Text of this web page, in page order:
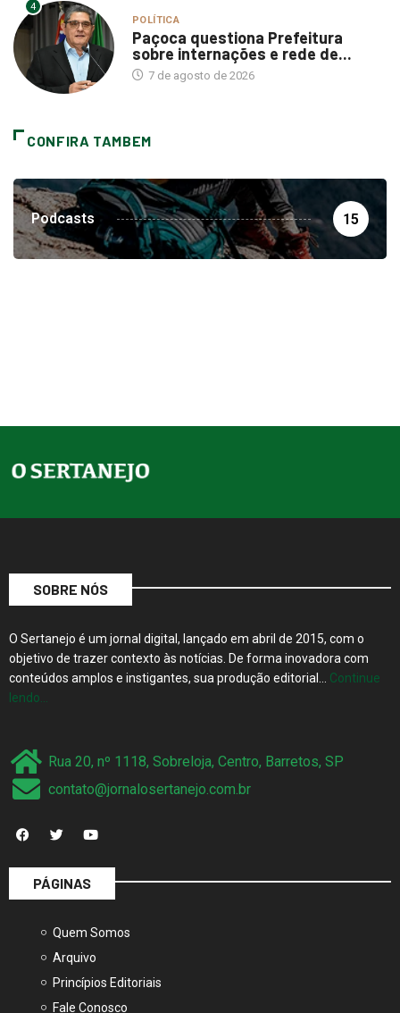
4
POLÍTICA
Paçoca questiona Prefeitura
sobre internações e rede de...
7 de agosto de 2026
CONFIRA TAMBEM
Podcasts 15
SOBRE NÓS
O Sertanejo é um jornal digital, lançado em abril de 2015, com o
objetivo de trazer contexto às notícias. De forma inovadora com
conteúdos amplos e instigantes, sua produção editorial… Continue
lendo…
Rua 20, nº 1118, Sobreloja, Centro, Barretos, SP
contato@jornalosertanejo.com.br
PÁGINAS
Quem Somos
Arquivo
Princípios Editoriais
Fale Conosco